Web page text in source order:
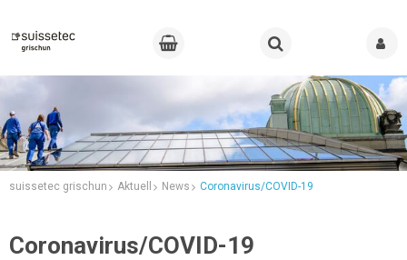
suissetec grischun Aktuell News Coronavirus/COVID-19
Coronavirus/COVID-19